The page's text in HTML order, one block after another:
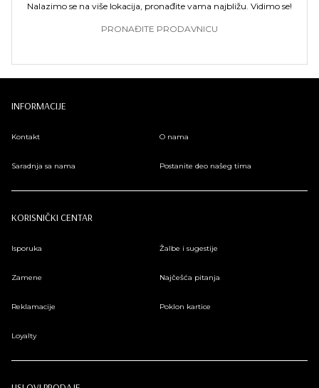
Nalazimo se na više lokacija, pronađite vama najbližu. Vidimo se!
PRONAĐITE PRODAVNICU
INFORMACIJE
Kontakt O nama
Saradnja sa nama Postanite deo našeg tima
KORISNIČKI CENTAR
Isporuka Žalbe i sugestije
Zamene Najčešća pitanja
Reklamacije Poklon kartice
Loyalty